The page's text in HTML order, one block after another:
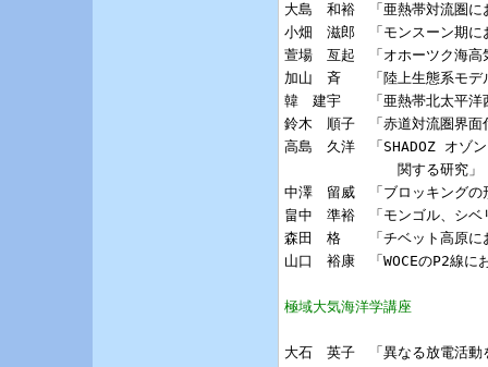
大島　和裕　「亜熱帯対流圏
小畑　滋郎　「モンスーン期
萱場　亙起　「オホーツク海
加山　斉　　「陸上生態系モ
韓　建宇　　「亜熱帯北太平
鈴木　順子　「赤道対流圏界
高島　久洋　「SHADOZ オゾ
             関する研究」
中澤　留威　「ブロッキング
畠中　準裕　「モンゴル、シ
森田　格　　「チベット高原
山口　裕康　「WOCEのP2線
極域大気海洋学講座
大石　英子　「異なる放電活